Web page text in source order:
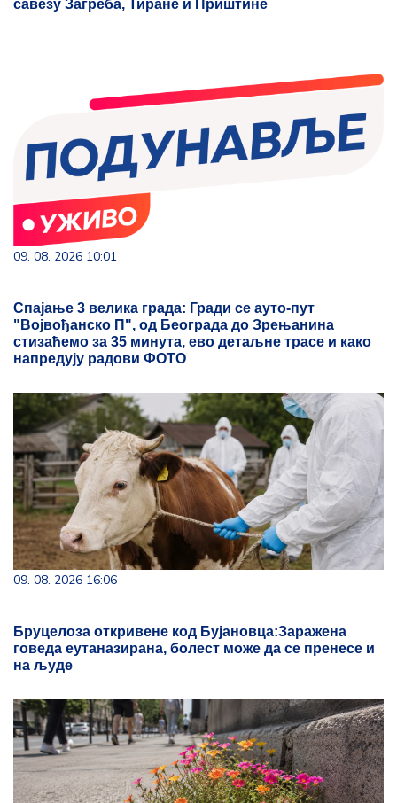
савезу Загреба, Тиране и Приштине
09. 08. 2026 10:01
Спајање 3 велика града: Гради се ауто-пут
"Војвођанско П", од Београда до Зрењанина
стизаћемо за 35 минута, ево детаљне трасе и како
напредују радови ФОТО
09. 08. 2026 16:06
Бруцелоза откривене код Бујановца:Заражена
говеда еутаназирана, болест може да се пренесе и
на људе